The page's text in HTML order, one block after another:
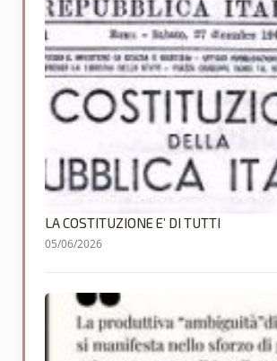
LA COSTITUZIONE E’ DI TUTTI
05/06/2026